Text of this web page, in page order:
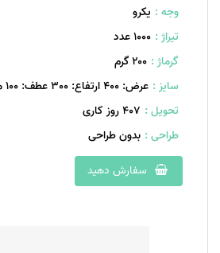
وجه : یکرو
تیراژ : 1000 عدد
گرماژ : ۲۰۰ گرم
سایز : عرض: 400 ارتفاع: 300 عطف: 100 میلیمتر
تحویل : 407 روز کاری
طراحی : بدون طراحی
سفارش دهید